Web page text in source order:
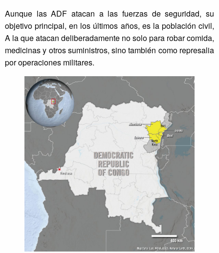
Aunque las ADF atacan a las fuerzas de seguridad, su
objetivo principal, en los últimos años, es la población civil,
A la que atacan deliberadamente no solo para robar comida,
medicinas y otros suministros, sino también como represalia
por operaciones militares.